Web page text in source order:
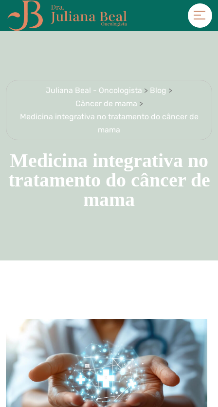
Juliana Beal - Oncologista > Blog >
Câncer de mama >
Medicina integrativa no tratamento do câncer de
mama
Medicina integrativa no
tratamento do câncer de
mama